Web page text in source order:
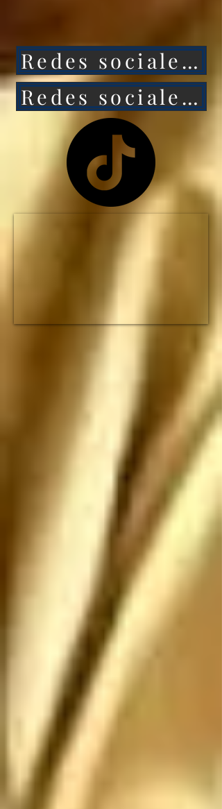
Unidos caerá aún más
rápido.
NO HAY MANERA de
que Estados Unidos
siga siendo la primera
potencia mundial... y el
ESTADOUNIDENSE
no durará ni una
fracción de lo que duró
el imperio romano
ataquen, pero si nos
atacan los saludo
antes de que sean
ANIQUILADOS por
SUS propias
construcciones
paradójicas que son
más grandes de lo que
piensan
Atentamente: Satanás
Redes sociales 1
Redes sociales 2